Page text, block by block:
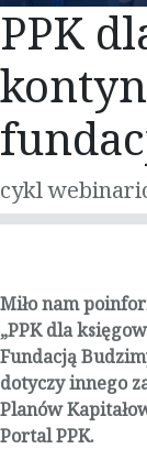
PPK
cykl
Miło nam
„PPK dla
Fundacją
dotyczy innego
Planów
Portal PPK.